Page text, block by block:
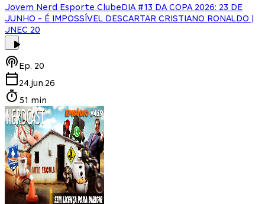
Jovem Nerd Esporte ClubeDIA #13 DA COPA 2026: 23 DE
JUNHO - É IMPOSSÍVEL DESCARTAR CRISTIANO RONALDO |
JNEC 20
Ep. 20
24.jun.26
51 min